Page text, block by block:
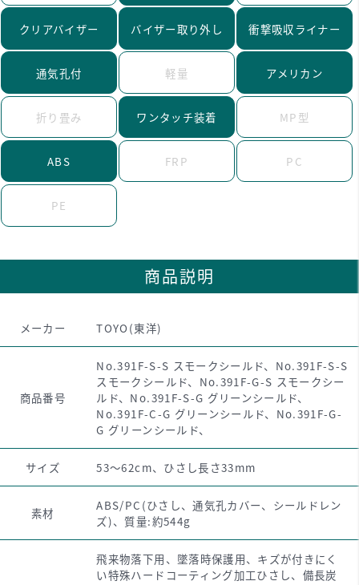
クリアバイザー バイザー取り外し 衝撃吸収ライナー
通気孔付 軽量 アメリカン
折り畳み ワンタッチ装着 MP型
ABS FRP PC
PE
商品説明
メーカー TOYO(東洋)
商品番号
No.391F-S-S スモークシールド、No.391F-S-S
スモークシールド、No.391F-G-S スモークシー
ルド、No.391F-S-G グリーンシールド、
No.391F-C-G グリーンシールド、No.391F-G-
G グリーンシールド、
サイズ 53～62cm、ひさし長さ33mm
素材
ABS/PC(ひさし、通気孔カバー、シールドレン
ズ)、質量:約544g
飛来物落下用、墜落時保護用、キズが付きにく
い特殊ハードコーティング加工ひさし、備長炭